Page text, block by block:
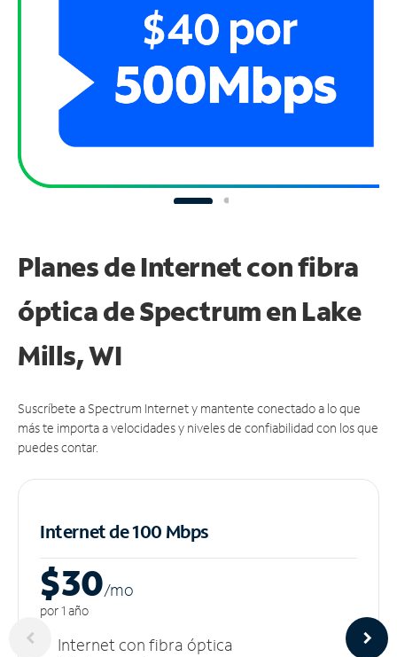
Planes de Internet con fibra
óptica de Spectrum en Lake
Mills, WI
Suscríbete a Spectrum Internet y mantente conectado a lo que
más te importa a velocidades y niveles de confiabilidad con los que
puedes contar.
Internet de 100 Mbps
$30/mo
por 1 año
Internet con fibra óptica